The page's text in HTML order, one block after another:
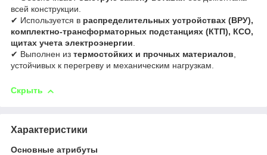
всей конструкции.
✔ Используется в распределительных устройствах (ВРУ),
комплектно-трансформаторных подстанциях (КТП), КСО,
щитах учета электроэнергии.
✔ Выполнен из термостойких и прочных материалов,
устойчивых к перегреву и механическим нагрузкам.
Скрыть
Характеристики
Основные атрибуты